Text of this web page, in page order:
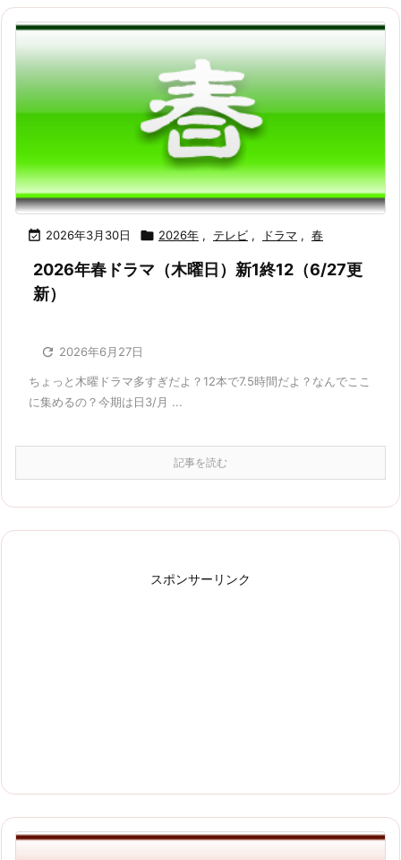
 2026年3月30日  2026年 , テレビ , ドラマ , 春
2026年春ドラマ（木曜日）新1終12（6/27更
新）
 2026年6月27日
ちょっと木曜ドラマ多すぎだよ？12本で7.5時間だよ？なんでここ
に集めるの？今期は日3/月 ...
記事を読む
スポンサーリンク